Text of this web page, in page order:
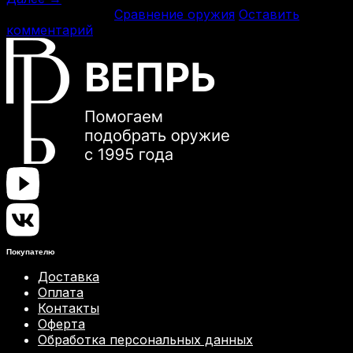
Сравнение оружия Оставить
комментарий
Покупателю
Доставка
Оплата
Контакты
Оферта
Обработка персональных данных